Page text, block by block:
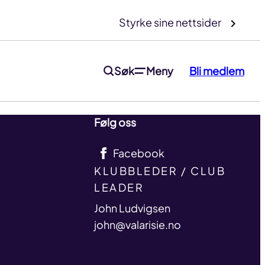
Styrke sine nettsider
Søk Meny Bli medlem
Følg oss
Facebook
TITLE
KLUBBLEDER / CLUB
LEADER
name
John Ludvigsen
email
john@valarisie.no